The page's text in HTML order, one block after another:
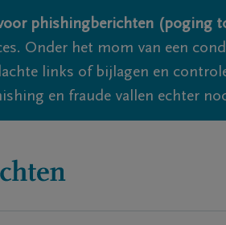
phishingberichten (poging
Onder het mom van een
links of bijlagen en
en fraude vallen echter